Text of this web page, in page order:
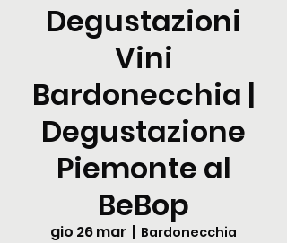
Degustazioni
Vini
Bardonecchia |
Degustazione
Piemonte al
BeBop
gio 26 mar
  |
Bardonecchia